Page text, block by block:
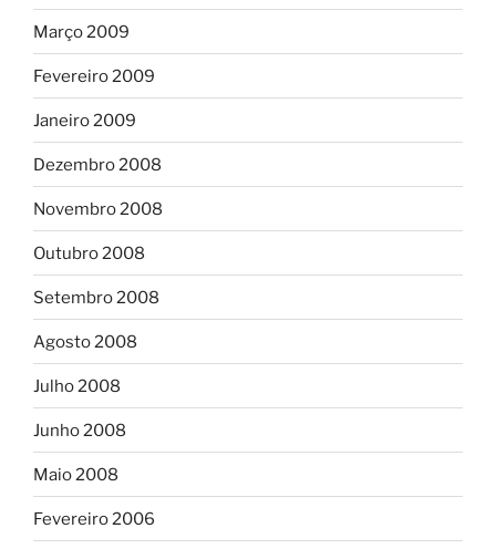
Março 2009
Fevereiro 2009
Janeiro 2009
Dezembro 2008
Novembro 2008
Outubro 2008
Setembro 2008
Agosto 2008
Julho 2008
Junho 2008
Maio 2008
Fevereiro 2006